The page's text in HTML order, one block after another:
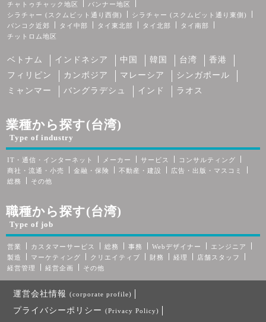
チャトゥチャック地区
バンナー地区
シラチャー (スクムビット通り西側)
シラチャー (スクムビット通り東側)
バンコク近郊
タイ中部 タイ東北部 タイ北部
タイ南部
チットロム地区
ベトナム インドネシア 中国 韓国 台湾
香港
フィリピン
カンボジア マレーシア
シンガポール
ミャンマー
バングラデシュ インド ラオス
業種から探す(台湾)
Type of industry
IT・通信・インターネット メーカー サービス
コンサルティング
商社・流通・小売
金融・保険 不動産・建設
広告・出版・マスコミ
総務
その他
職種から探す(台湾)
Type of job
営業 カスタマーサービス 総務 事務 Webデザイナー
エンジニア
製造
マーケティング クリエイティブ 財務 経理
店舗スタッフ
経営管理
経営企画 その他
運営会社情報(corporate profile)
プライバシーポリシー(Privacy Policy)